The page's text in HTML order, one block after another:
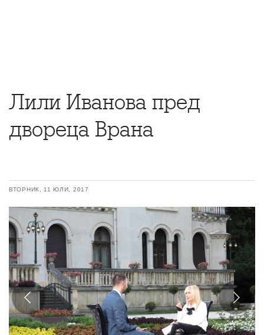
Лили Иванова пред
двореца Врана
ВТОРНИК, 11 ЮЛИ, 2017